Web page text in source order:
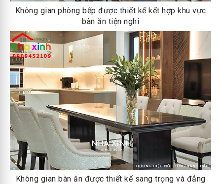
Không gian phòng bếp được thiết kế kết hợp khu vực
bàn ăn tiện nghi
Không gian bàn ăn được thiết kế sang trọng và đẳng